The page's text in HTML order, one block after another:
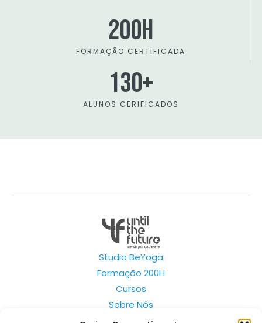
200H
FORMAÇÃO CERTIFICADA
130+
ALUNOS CERIFICADOS
Studio BeYoga
Formação 200H
Cursos
Sobre Nós
Contactos